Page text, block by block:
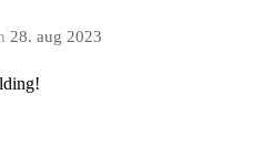
28. aug 2023